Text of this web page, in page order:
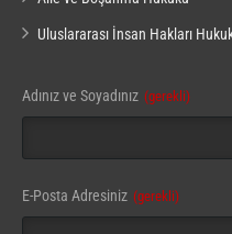
Uluslararası İnsan Hakları
Email (gerekli)
Adınız ve Soyadınız (gerekli)
E-Posta Adresiniz (gerekli)